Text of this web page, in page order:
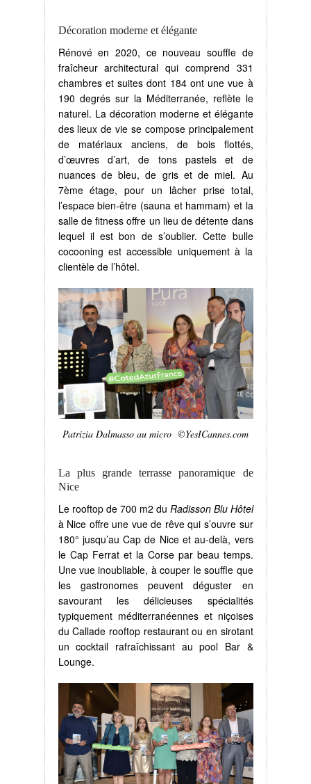
Décoration moderne et élégante
Rénové en 2020, ce nouveau souffle de
fraîcheur architectural qui comprend 331
chambres et suites dont 184 ont une vue à
190 degrés sur la Méditerranée, reflète le
naturel. La décoration moderne et élégante
des lieux de vie se compose principalement
de matériaux anciens, de bois flottés,
d’œuvres d’art, de tons pastels et de
nuances de bleu, de gris et de miel. Au
7ème étage, pour un lâcher prise total,
l’espace bien-être (sauna et hammam) et la
salle de fitness offre un lieu de détente dans
lequel il est bon de s’oublier. Cette bulle
cocooning est accessible uniquement à la
clientèle de l’hôtel.
Patrizia Dalmasso au micro ©YesICannes.com
La plus grande terrasse panoramique de
Nice
Le rooftop de 700 m2 du Radisson Blu Hôtel
à Nice offre une vue de rêve qui s’ouvre sur
180° jusqu’au Cap de Nice et au-delà, vers
le Cap Ferrat et la Corse par beau temps.
Une vue inoubliable, à couper le souffle que
les gastronomes peuvent déguster en
savourant les délicieuses spécialités
typiquement méditerranéennes et niçoises
du Callade rooftop restaurant ou en sirotant
un cocktail rafraîchissant au pool Bar &
Lounge.